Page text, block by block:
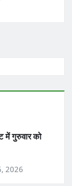
में गुरुवार को
2026